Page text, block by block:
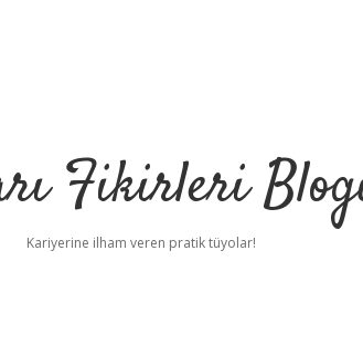
Fikirleri
Kariyerine ilham veren pratik tüyolar!